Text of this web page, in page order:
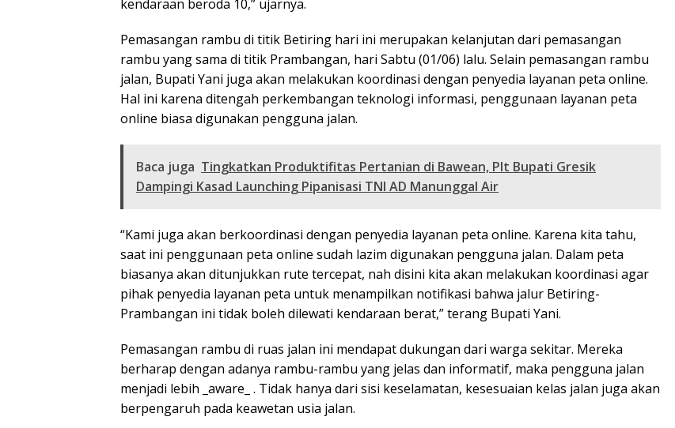
kendaraan beroda 10,” ujarnya.
Pemasangan rambu di titik Betiring hari ini merupakan kelanjutan dari pemasangan
rambu yang sama di titik Prambangan, hari Sabtu (01/06) lalu. Selain pemasangan rambu
jalan, Bupati Yani juga akan melakukan koordinasi dengan penyedia layanan peta online.
Hal ini karena ditengah perkembangan teknologi informasi, penggunaan layanan peta
online biasa digunakan pengguna jalan.
Baca juga Tingkatkan Produktifitas Pertanian di Bawean, Plt Bupati Gresik
Dampingi Kasad Launching Pipanisasi TNI AD Manunggal Air
“Kami juga akan berkoordinasi dengan penyedia layanan peta online. Karena kita tahu,
saat ini penggunaan peta online sudah lazim digunakan pengguna jalan. Dalam peta
biasanya akan ditunjukkan rute tercepat, nah disini kita akan melakukan koordinasi agar
pihak penyedia layanan peta untuk menampilkan notifikasi bahwa jalur Betiring-
Prambangan ini tidak boleh dilewati kendaraan berat,” terang Bupati Yani.
Pemasangan rambu di ruas jalan ini mendapat dukungan dari warga sekitar. Mereka
berharap dengan adanya rambu-rambu yang jelas dan informatif, maka pengguna jalan
menjadi lebih _aware_ . Tidak hanya dari sisi keselamatan, kesesuaian kelas jalan juga akan
berpengaruh pada keawetan usia jalan.